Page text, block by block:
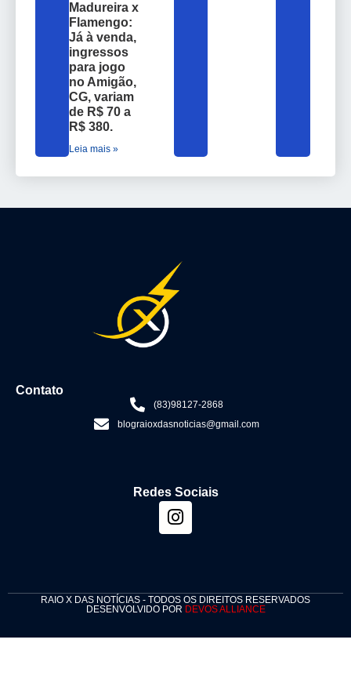
Madureira x
Flamengo:
Já à venda,
ingressos
para jogo
no Amigão,
CG, variam
de R$ 70 a
R$ 380.
Leia mais »
Contato
(83)98127-2868
blograioxdasnoticias@gmail.com
Redes Sociais
RAIO X DAS NOTÍCIAS - TODOS OS DIREITOS RESERVADOS
DESENVOLVIDO POR DEVOS ALLIANCE